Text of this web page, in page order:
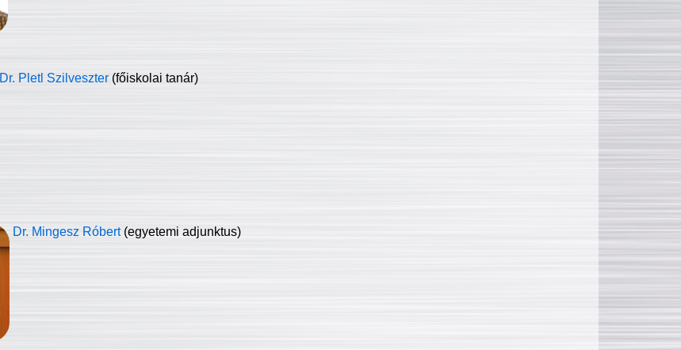
Dr. Pletl Szilveszter (főiskolai tanár)
Dr. Mingesz Róbert (egyetemi adjunktus)